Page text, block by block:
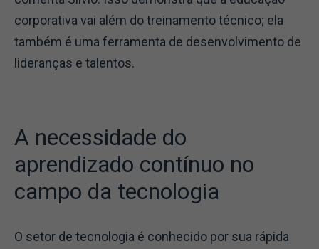
corporativa vai além do treinamento técnico; ela
também é uma ferramenta de desenvolvimento de
lideranças e talentos.
A necessidade do
aprendizado contínuo no
campo da tecnologia
O setor de tecnologia é conhecido por sua rápida